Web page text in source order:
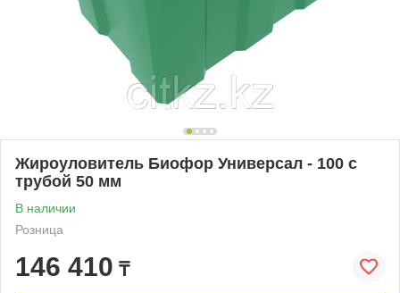
Жироуловитель Биофор Универсал - 100 с
трубой 50 мм
В наличии
Розница
146 410 ₸